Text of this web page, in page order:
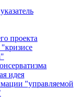
проекта
идея
"управляемой